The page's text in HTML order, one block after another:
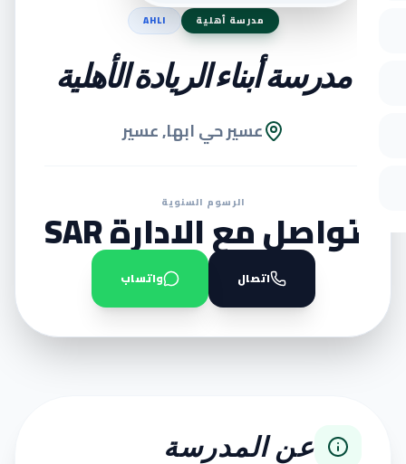
مدرسة أهلية AHLI
مدرسة أبناء الريادة الأهلية
عسير حي ابها, عسير
الرسوم السنوية
تواصل مع الادارة SAR
اتصال واتساب
عن المدرسة